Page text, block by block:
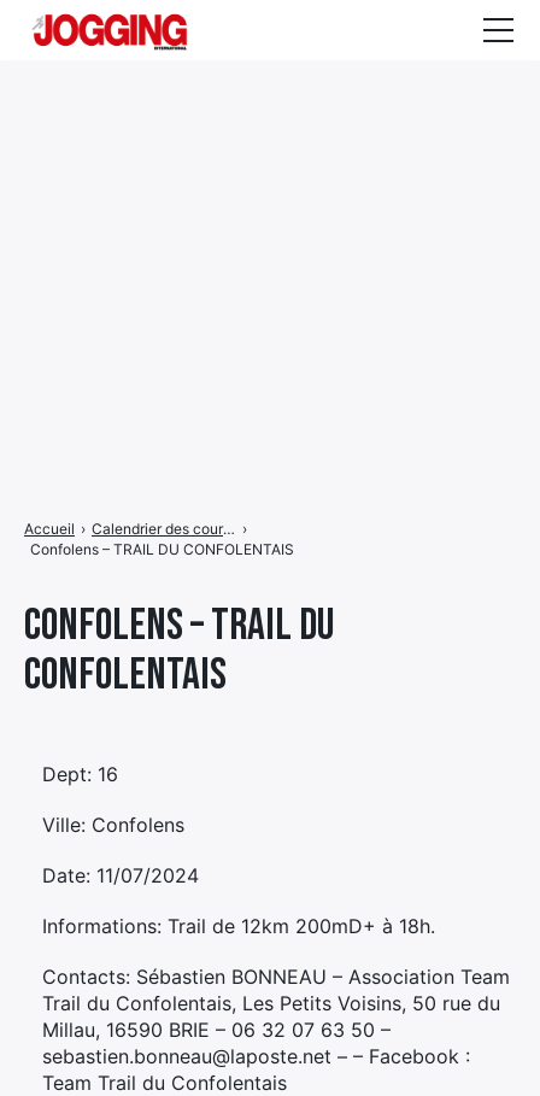
Confolens – TRAIL DU
CONFOLENTAIS
Accueil › Calendrier des courses ›
Confolens – TRAIL DU CONFOLENTAIS
Dept: 16
Ville: Confolens
Date: 11/07/2024
Informations: Trail de 12km 200mD+ à 18h.
Contacts: Sébastien BONNEAU – Association Team
Trail du Confolentais, Les Petits Voisins, 50 rue du
Millau, 16590 BRIE – 06 32 07 63 50 –
sebastien.bonneau@laposte.net – – Facebook :
Team Trail du Confolentais
de
menu
Élément
de
Élément
de